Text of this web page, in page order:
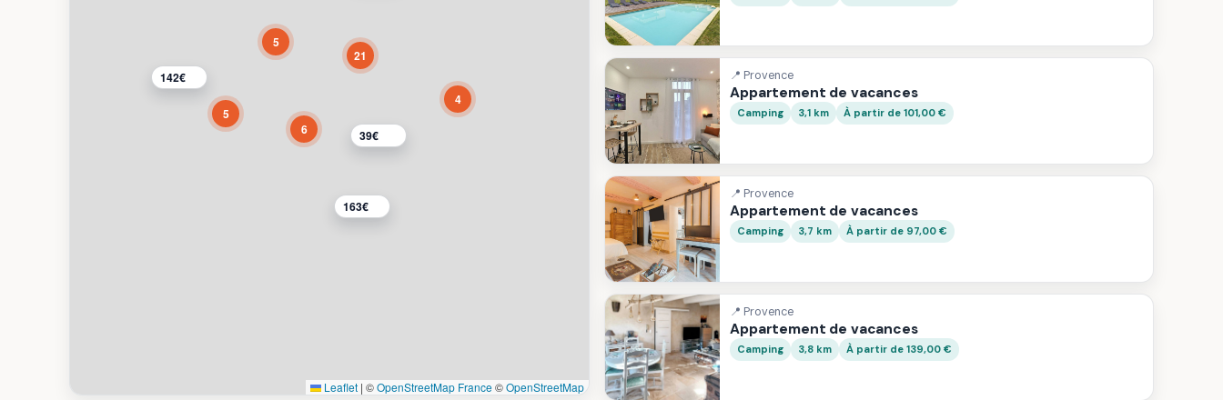
142€
5
163€
39€
4
6
5
21
Leaflet | ©OpenStreetMap France©OpenStreetMap
📍 Provence
Appartement de vacances
Camping 3,1 km À partir de 101,00 €
📍 Provence
Appartement de vacances
Camping 3,7 km À partir de 97,00 €
📍 Provence
Appartement de vacances
Camping 3,8 km À partir de 139,00 €